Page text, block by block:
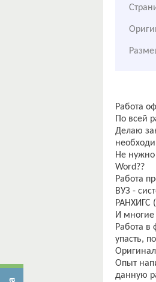
Работа
По всей
Делаю
Не
Word??
Работа
ВУЗ -
РАНХИГС
И многие
Работа в
упасть,
Опыт
данную